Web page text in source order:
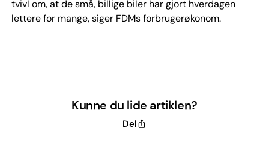
tvivl om, at de små, billige biler har gjort hverdagen
lettere for mange, siger FDMs forbrugerøkonom.
Kunne du lide artiklen?
Del